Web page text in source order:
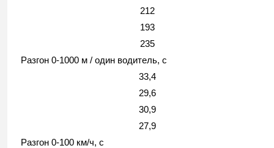
212
193
235
Разгон 0-1000 м / один водитель, с
33,4
29,6
30,9
27,9
Разгон 0-100 км/ч, с